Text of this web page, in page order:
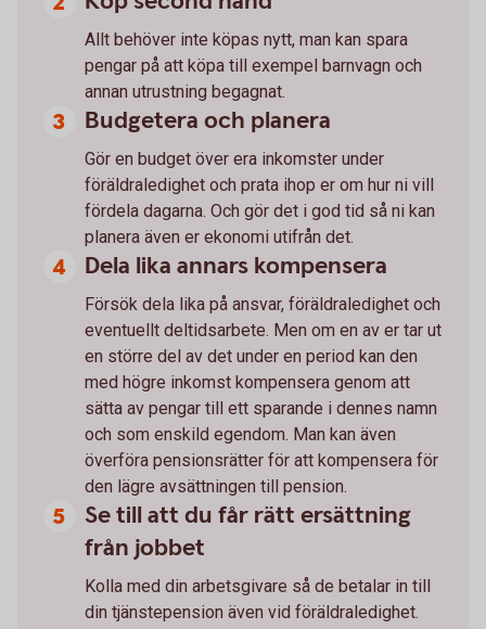
Allt behöver inte köpas nytt, man kan spara
pengar på att köpa till exempel barnvagn och
annan utrustning begagnat.
Budgetera och planera
Gör en budget över era inkomster under
föräldraledighet och prata ihop er om hur ni vill
fördela dagarna. Och gör det i god tid så ni kan
planera även er ekonomi utifrån det.
Dela lika annars kompensera
Försök dela lika på ansvar, föräldraledighet och
eventuellt deltidsarbete. Men om en av er tar ut
en större del av det under en period kan den
med högre inkomst kompensera genom att
sätta av pengar till ett sparande i dennes namn
och som enskild egendom. Man kan även
överföra pensionsrätter för att kompensera för
den lägre avsättningen till pension.
Se till att du får rätt ersättning
från jobbet
Kolla med din arbetsgivare så de betalar in till
din tjänstepension även vid föräldraledighet.